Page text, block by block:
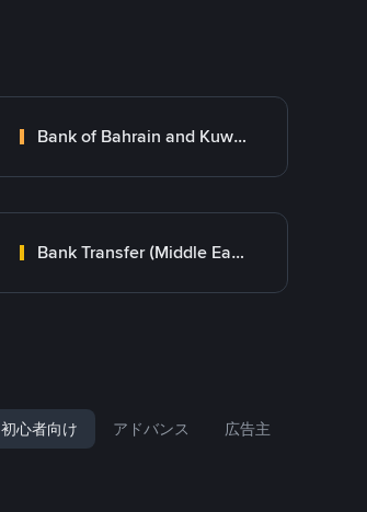
Bank of Bahrain and Kuwait B.S.C.
Bank Transfer (Middle East)
初心者向け アドバンス 広告主